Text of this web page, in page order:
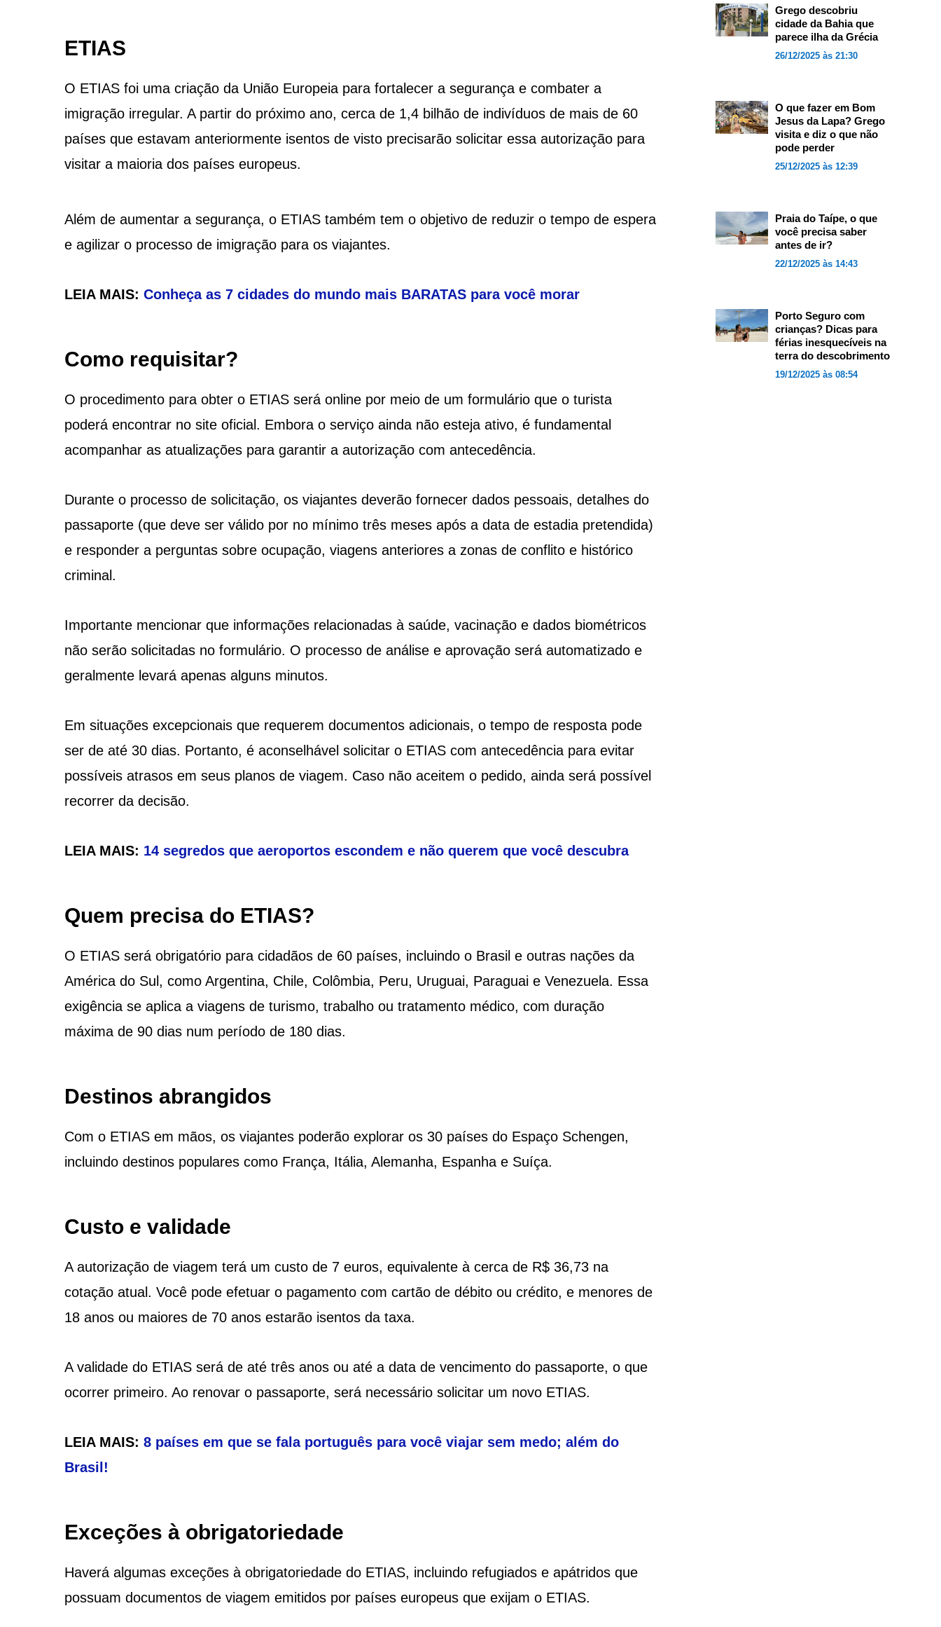
ETIAS
O ETIAS foi uma criação da União Europeia para fortalecer a segurança e combater a
imigração irregular. A partir do próximo ano, cerca de 1,4 bilhão de indivíduos de mais de 60
países que estavam anteriormente isentos de visto precisarão solicitar essa autorização para
visitar a maioria dos países europeus.
Além de aumentar a segurança, o ETIAS também tem o objetivo de reduzir o tempo de espera
e agilizar o processo de imigração para os viajantes.
LEIA MAIS: Conheça as 7 cidades do mundo mais BARATAS para você morar
Como requisitar?
O procedimento para obter o ETIAS será online por meio de um formulário que o turista
poderá encontrar no site oficial. Embora o serviço ainda não esteja ativo, é fundamental
acompanhar as atualizações para garantir a autorização com antecedência.
Durante o processo de solicitação, os viajantes deverão fornecer dados pessoais, detalhes do
passaporte (que deve ser válido por no mínimo três meses após a data de estadia pretendida)
e responder a perguntas sobre ocupação, viagens anteriores a zonas de conflito e histórico
criminal.
Importante mencionar que informações relacionadas à saúde, vacinação e dados biométricos
não serão solicitadas no formulário. O processo de análise e aprovação será automatizado e
geralmente levará apenas alguns minutos.
Em situações excepcionais que requerem documentos adicionais, o tempo de resposta pode
ser de até 30 dias. Portanto, é aconselhável solicitar o ETIAS com antecedência para evitar
possíveis atrasos em seus planos de viagem. Caso não aceitem o pedido, ainda será possível
recorrer da decisão.
LEIA MAIS: 14 segredos que aeroportos escondem e não querem que você descubra
Quem precisa do ETIAS?
O ETIAS será obrigatório para cidadãos de 60 países, incluindo o Brasil e outras nações da
América do Sul, como Argentina, Chile, Colômbia, Peru, Uruguai, Paraguai e Venezuela. Essa
exigência se aplica a viagens de turismo, trabalho ou tratamento médico, com duração
máxima de 90 dias num período de 180 dias.
Destinos abrangidos
Com o ETIAS em mãos, os viajantes poderão explorar os 30 países do Espaço Schengen,
incluindo destinos populares como França, Itália, Alemanha, Espanha e Suíça.
Custo e validade
A autorização de viagem terá um custo de 7 euros, equivalente à cerca de R$ 36,73 na
cotação atual. Você pode efetuar o pagamento com cartão de débito ou crédito, e menores de
18 anos ou maiores de 70 anos estarão isentos da taxa.
A validade do ETIAS será de até três anos ou até a data de vencimento do passaporte, o que
ocorrer primeiro. Ao renovar o passaporte, será necessário solicitar um novo ETIAS.
LEIA MAIS: 8 países em que se fala português para você viajar sem medo; além do
Brasil!
Exceções à obrigatoriedade
Haverá algumas exceções à obrigatoriedade do ETIAS, incluindo refugiados e apátridos que
possuam documentos de viagem emitidos por países europeus que exijam o ETIAS.
Grego descobriu
cidade da Bahia que
parece ilha da Grécia
26/12/2025 às 21:30
O que fazer em Bom
Jesus da Lapa? Grego
visita e diz o que não
pode perder
25/12/2025 às 12:39
Praia do Taípe, o que
você precisa saber
antes de ir?
22/12/2025 às 14:43
Porto Seguro com
crianças? Dicas para
férias inesquecíveis na
terra do descobrimento
19/12/2025 às 08:54